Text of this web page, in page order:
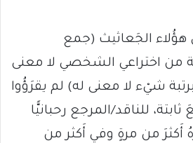
هؤُلاء الجَعاثيث (جمع
من اختراعي الشخصي لا معنى
شيْء لا معنى له) لم يقرَؤُوا
للناقد/المرجع رحبانيًّا
أَكثرَ من مرةٍ وفي أَكثر من